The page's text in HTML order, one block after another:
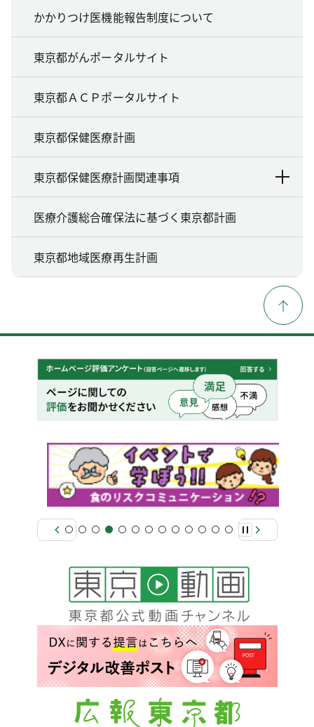
かかりつけ医機能報告制度について
東京都がんポータルサイト
東京都ＡＣＰポータルサイト
東京都保健医療計画
東京都保健医療計画関連事項
医療介護総合確保法に基づく東京都計画
東京都地域医療再生計画